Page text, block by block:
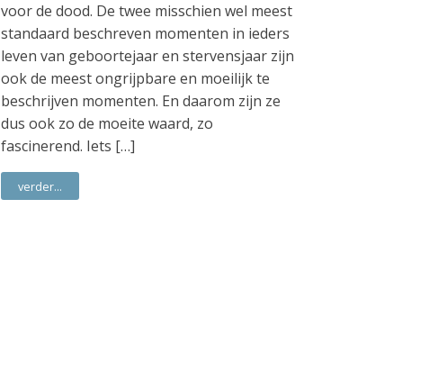
voor de dood. De twee misschien wel meest
standaard beschreven momenten in ieders
leven van geboortejaar en stervensjaar zijn
ook de meest ongrijpbare en moeilijk te
beschrijven momenten. En daarom zijn ze
dus ook zo de moeite waard, zo
fascinerend. Iets […]
verder...